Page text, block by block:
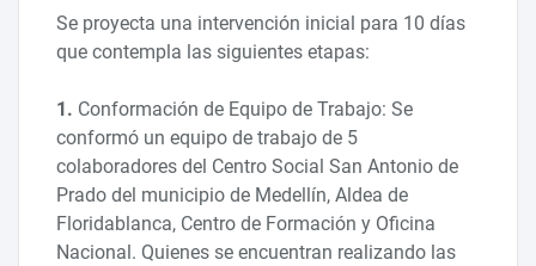
Se proyecta una intervención inicial para 10 días
que contempla las siguientes etapas:
1. Conformación de Equipo de Trabajo: Se
conformó un equipo de trabajo de 5
colaboradores del Centro Social San Antonio de
Prado del municipio de Medellín, Aldea de
Floridablanca, Centro de Formación y Oficina
Nacional. Quienes se encuentran realizando las